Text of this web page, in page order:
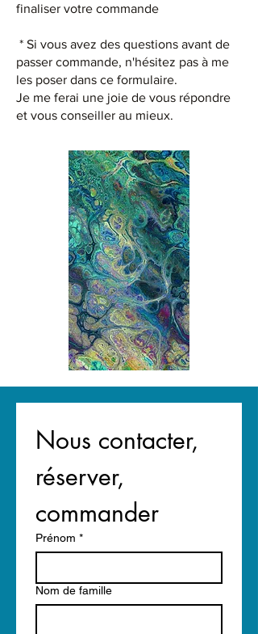
finaliser votre commande
* Si vous avez des questions avant de
passer commande, n'hésitez pas à me
les poser dans ce formulaire.
Je me ferai une joie de vous répondre
et vous conseiller au mieux.
Nous contacter,
réserver,
commander
Prénom *
Nom de famille